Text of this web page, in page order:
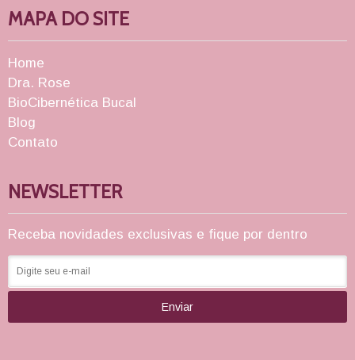
MAPA DO SITE
Home
Dra. Rose
BioCibernética Bucal
Blog
Contato
NEWSLETTER
Receba novidades exclusivas e fique por dentro
Enviar